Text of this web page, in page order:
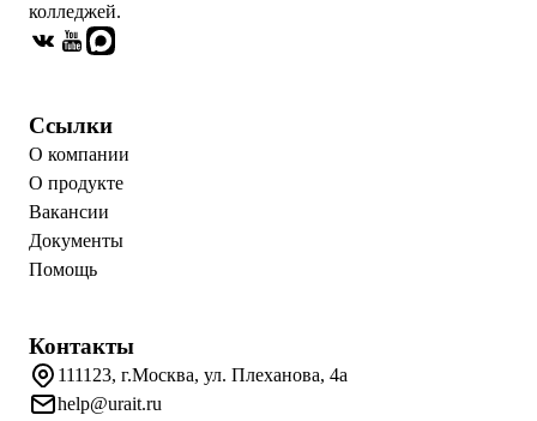
колледжей.
Ссылки
О компании
О продукте
Вакансии
Документы
Помощь
Контакты
111123, г.Москва, ул. Плеханова, 4а
help@urait.ru